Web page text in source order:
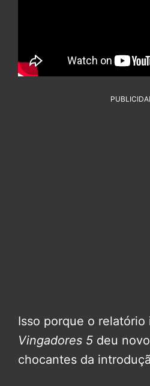
Isso porque o
Vingadores 5 deu
chocantes da